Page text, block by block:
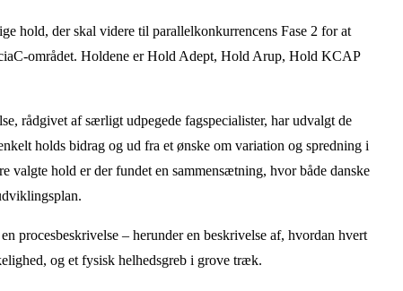
hold, der skal videre til parallelkonkurrencens Fase 2 for at
området. Holdene er Hold Adept, Hold Arup, Hold KCAP
rådgivet af særligt udpegede fagspecialister, har udvalgt de
holds bidrag og ud fra et ønske om variation og spredning i
valgte hold er der fundet en sammensætning, hvor både danske
procesbeskrivelse – herunder en beskrivelse af, hvordan hvert
og et fysisk helhedsgreb i grove træk.